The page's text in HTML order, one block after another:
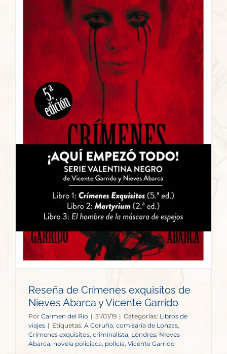
Reseña de Crímenes exquisitos de
Nieves Abarca y Vicente Garrido
Por Carmen del Rio | 31/01/19 | Categorías: Libros de
viajes | Etiquetas: A Coruña, comisaría de Lonzas,
Crímenes exquisitos, criminalista, Londres, NIeves
Abarca, novela policiaca, policía, Vicente Garrido